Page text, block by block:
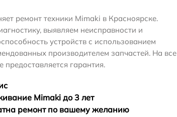
ремонт техники Mimaki в Красноярске.
выявляем неисправности и
устройств с использованием
производителем запчастей. На все
гарантия.
Mimaki до 3 лет
ремонт по вашему желанию